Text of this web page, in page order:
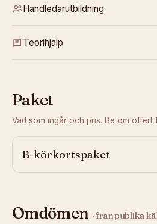
Handledarutbildning
Teorihjälp
Paket
Vad som ingår och pris. Be om offert
B-körkortspaket
Omdömen · från publika